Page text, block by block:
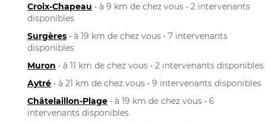
Croix-Chapeau • à 9 km de chez vous • 2 intervenants
disponibles
Surgères • à 19 km de chez vous • 7 intervenants
disponibles
Muron • à 11 km de chez vous • 2 intervenants disponibles
Aytré • à 21 km de chez vous • 9 intervenants disponibles
Châtelaillon-Plage • à 19 km de chez vous • 6
intervenants disponibles